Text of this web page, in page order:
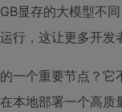
显存的大模型不
，这让更多开发
一个重要节点？
本地部署一个高